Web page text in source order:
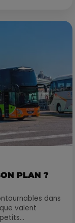
PLAN ?
dans
valent